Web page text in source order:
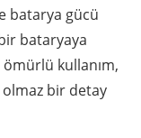
batarya gücü
bataryaya
kullanım,
olmaz bir detay